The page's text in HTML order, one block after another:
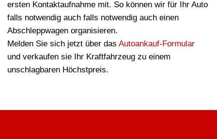
ersten Kontaktaufnahme mit. So können wir für Ihr Auto
falls notwendig auch falls notwendig auch einen
Abschleppwagen organisieren.
Melden Sie sich jetzt über das Autoankauf-Formular
und verkaufen sie Ihr Kraftfahrzeug zu einem
unschlagbaren Höchstpreis.